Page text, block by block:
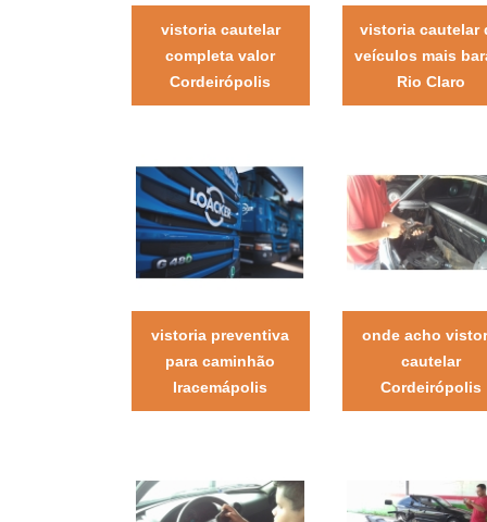
vistoria cautelar
completa valor
Cordeirópolis
vistoria cautelar
veículos mais
Rio Claro
vistoria preventiva
para caminhão
Iracemápolis
onde acho
cautelar
Cordeirópolis